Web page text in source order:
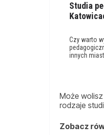
Studia
Czy warto
innych
Może
rodzaje
Zobacz